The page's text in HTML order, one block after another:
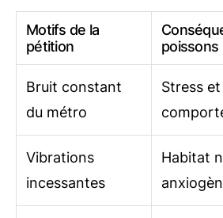
Motifs de la
pétition
poissons
Bruit constant
du métro
Stress
Vibrations
incessantes
Habitat